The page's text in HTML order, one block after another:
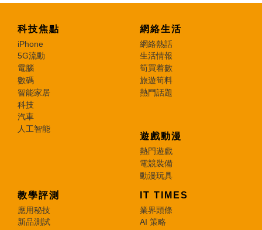
科技焦點
iPhone
5G流動
電腦
數碼
智能家居
科技
汽車
人工智能
網絡生活
網絡熱話
生活情報
筍買着數
旅遊筍料
熱門話題
遊戲動漫
熱門遊戲
電競裝備
動漫玩具
教學評測
應用秘技
新品測試
IT TIMES
業界頭條
AI 策略